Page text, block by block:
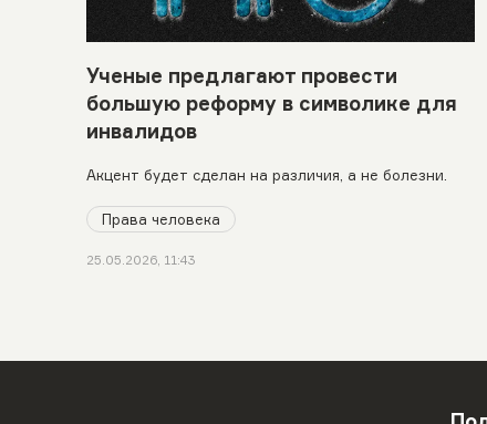
Ученые предлагают провести
большую реформу в символике для
инвалидов
Акцент будет сделан на различия, а не болезни.
Права человека
25.05.2026, 11:43